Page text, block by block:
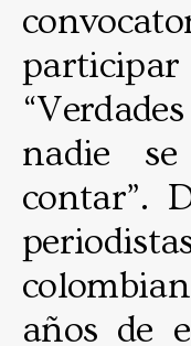
nadie
contar”.
años de